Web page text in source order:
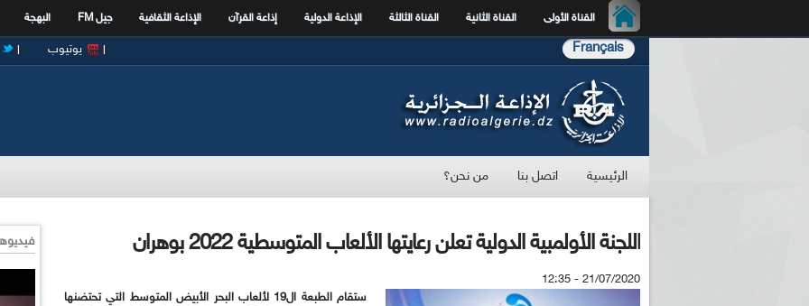
القناة الأولى القناة الثانية القناة الثالثة الإذاعة الدولية إذاعة القرآن الإذاعة الثقافية جيل FM البهجة
Français يوتيوب
الرئيسية اتصل بنا من نحن؟
اللجنة الأولمبية الدولية تعلن رعايتها الألعاب المتوسطية 2022 بوهران
21/07/2020 - 12:35
ستقام الطبعة ال19 لألعاب البحر الأبيض المتوسط التي تحتضنها